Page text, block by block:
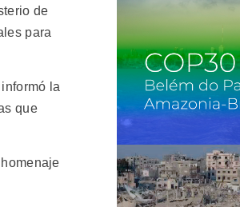
de
para
la
que